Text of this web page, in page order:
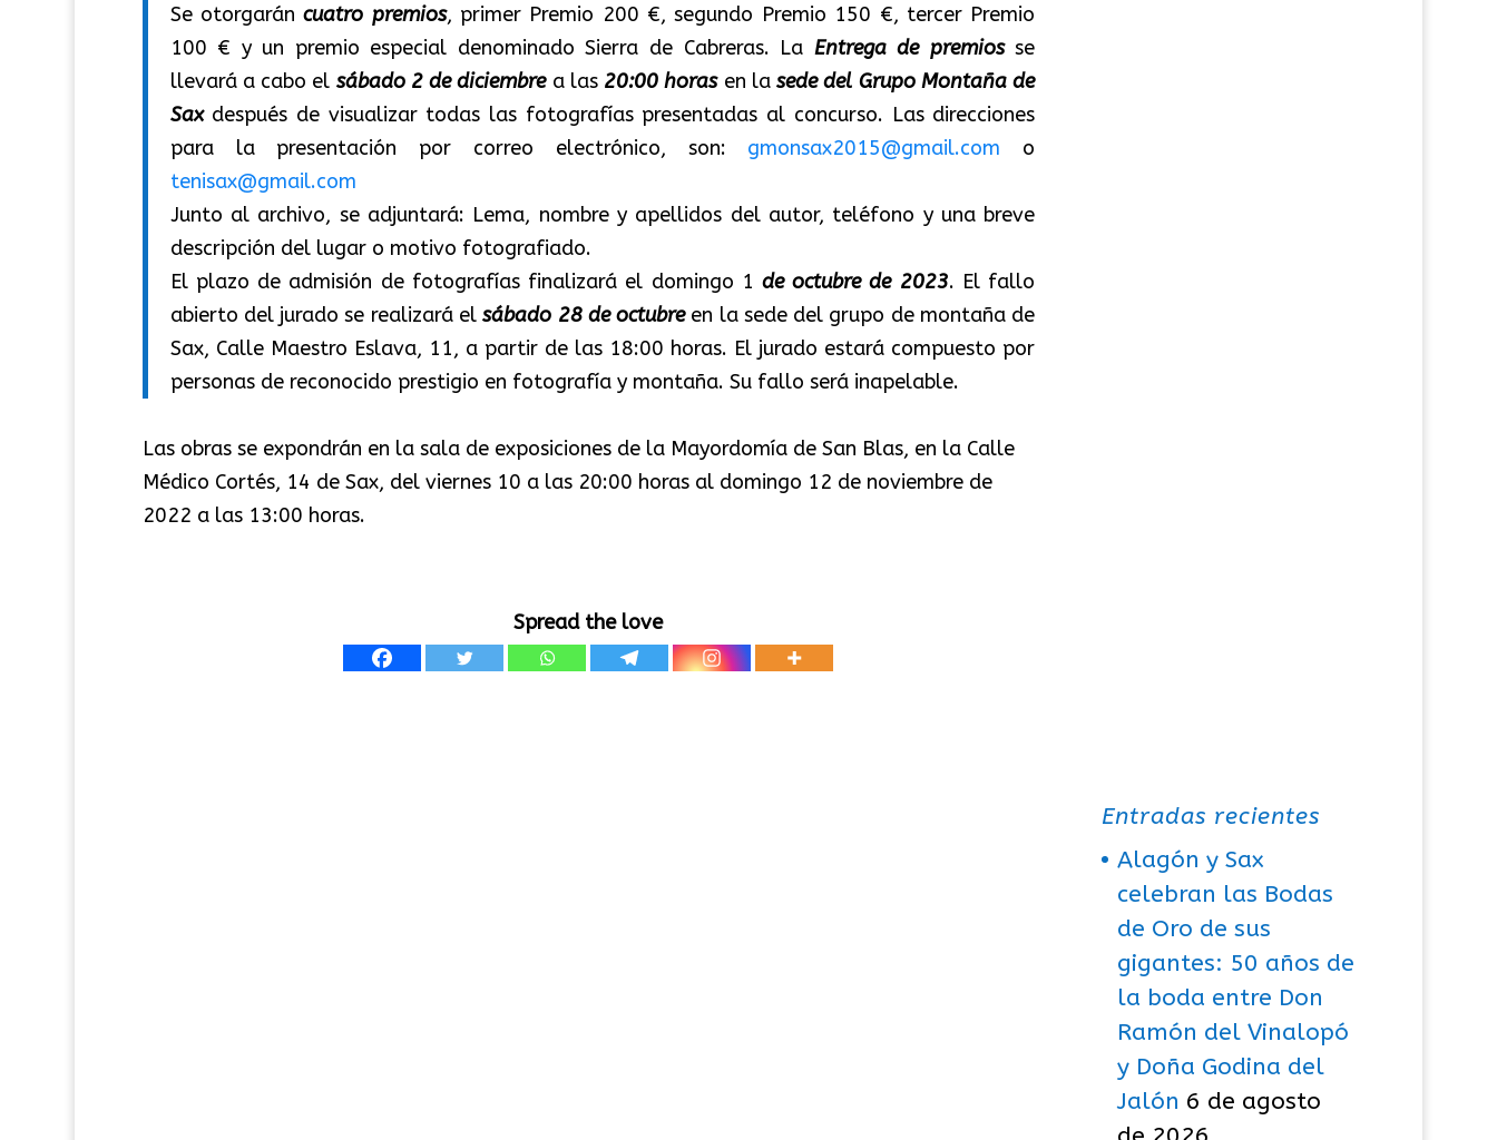
Se otorgarán cuatro premios, primer Premio 200 €, segundo Premio 150 €, tercer Premio
100 € y un premio especial denominado Sierra de Cabreras. La Entrega de premios se
llevará a cabo el sábado 2 de diciembre a las 20:00 horas en lasede del Grupo Montaña de
Sax después de visualizar todas las fotografías presentadas al concurso. Las direcciones
para la presentación por correo electrónico, son: gmonsax2015@gmail.com o
tenisax@gmail.com
Junto al archivo, se adjuntará: Lema, nombre y apellidos del autor, teléfono y una breve
descripción del lugar o motivo fotografiado.
El plazo de admisión de fotografías finalizará el domingo 1 de octubre de 2023. El fallo
abierto del jurado se realizará el sábado 28 de octubreen la sede del grupo de montaña de
Sax, Calle Maestro Eslava, 11, a partir de las 18:00 horas. El jurado estará compuesto por
personas de reconocido prestigio en fotografía y montaña. Su fallo será inapelable.
Las obras se expondrán en la sala de exposiciones de la Mayordomía de San Blas, en la Calle
Médico Cortés, 14 de Sax, del viernes 10 a las 20:00 horas al domingo 12 de noviembre de
2022 a las 13:00 horas.
Spread the love
Entradas recientes
Alagón y Sax
celebran las Bodas
de Oro de sus
gigantes: 50 años de
la boda entre Don
Ramón del Vinalopó
y Doña Godina del
Jalón 6 de agosto